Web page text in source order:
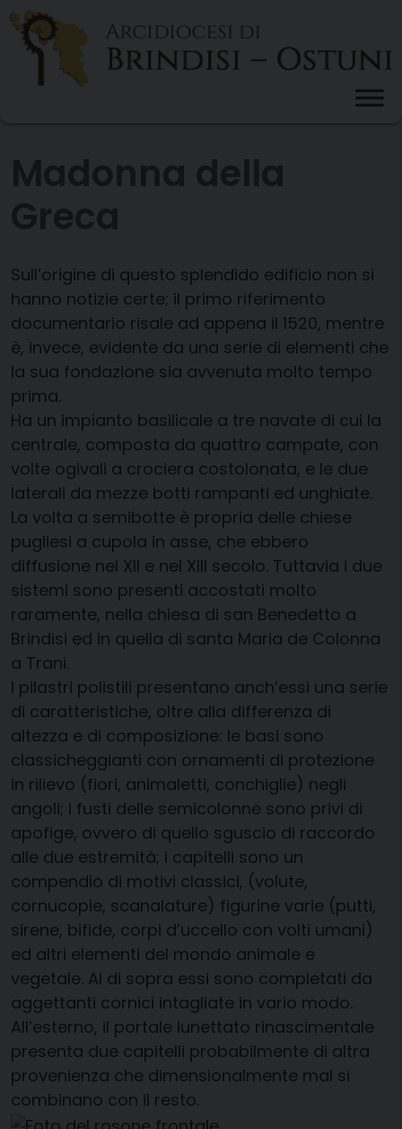
Skip
content
Sull’origine di questo splendido edificio non si
hanno notizie certe; il primo riferimento
documentario risale ad appena il 1520, mentre
è, invece, evidente da una serie di elementi che
la sua fondazione sia avvenuta molto tempo
prima.
Ha un impianto basilicale a tre navate di cui la
centrale, composta da quattro campate, con
volte ogivali a crociera costolonata, e le due
laterali da mezze botti rampanti ed unghiate.
La volta a semibotte è propria delle chiese
pugliesi a cupola in asse, che ebbero
diffusione nel XII e nel XIII secolo. Tuttavia i due
sistemi sono presenti accostati molto
raramente, nella chiesa di san Benedetto a
Brindisi ed in quella di santa Maria de Colonna
a Trani.
I pilastri polistili presentano anch’essi una serie
di caratteristiche, oltre alla differenza di
altezza e di composizione: le basi sono
classicheggianti con ornamenti di protezione
in rilievo (fiori, animaletti, conchiglie) negli
angoli; i fusti delle semicolonne sono privi di
apofige, ovvero di quello sguscio di raccordo
alle due estremità; i capitelli sono un
compendio di motivi classici, (volute,
cornucopie, scanalature) figurine varie (putti,
sirene, bifide, corpi d’uccello con volti umani)
ed altri elementi del mondo animale e
vegetale. Al di sopra essi sono completati da
aggettanti cornici intagliate in vario modo.
All’esterno, il portale lunettato rinascimentale
presenta due capitelli probabilmente di altra
provenienza che dimensionalmente mal si
combinano con il resto.